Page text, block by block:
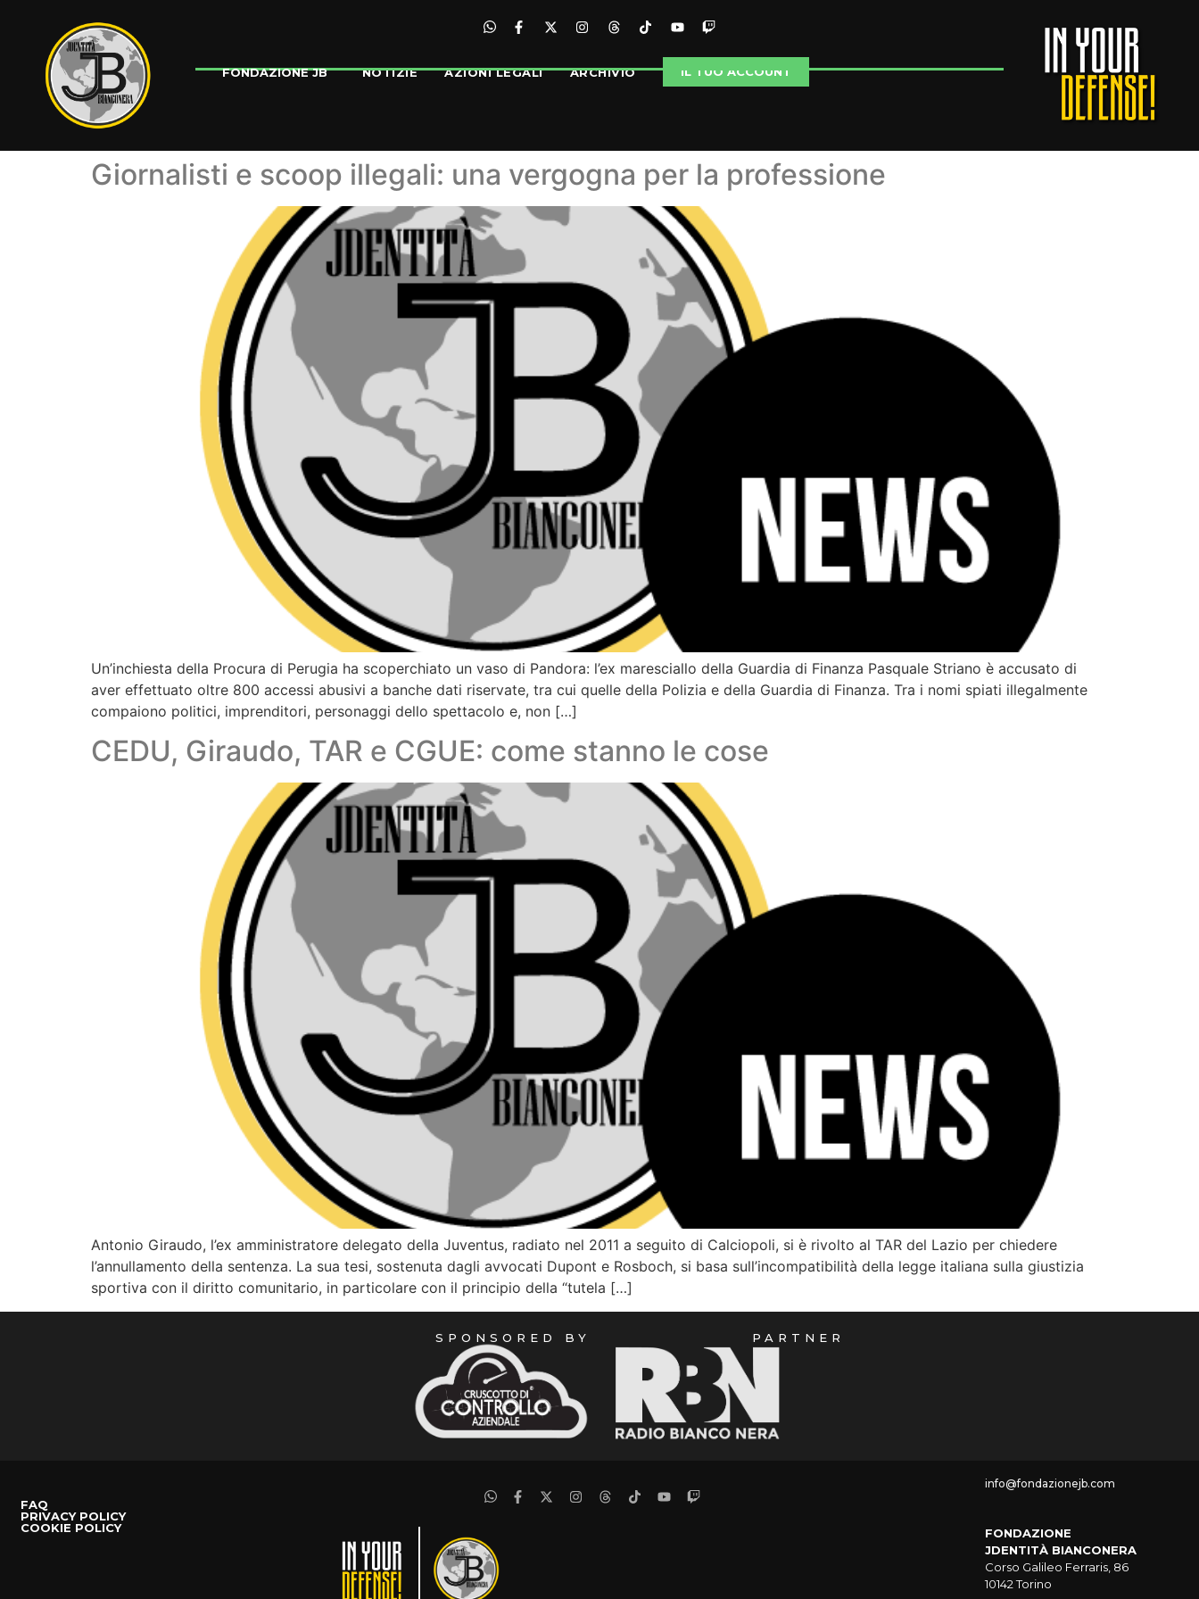
FONDAZIONE JB NOTIZIE AZIONI LEGALI ARCHIVIO IL TUO ACCOUNT
Giornalisti e scoop illegali: una vergogna per la professione
Un’inchiesta della Procura di Perugia ha scoperchiato un vaso di Pandora: l’ex maresciallo della Guardia di Finanza Pasquale Striano è accusato di
aver effettuato oltre 800 accessi abusivi a banche dati riservate, tra cui quelle della Polizia e della Guardia di Finanza. Tra i nomi spiati illegalmente
compaiono politici, imprenditori, personaggi dello spettacolo e, non […]
CEDU, Giraudo, TAR e CGUE: come stanno le cose
Antonio Giraudo, l’ex amministratore delegato della Juventus, radiato nel 2011 a seguito di Calciopoli, si è rivolto al TAR del Lazio per chiedere
l’annullamento della sentenza. La sua tesi, sostenuta dagli avvocati Dupont e Rosboch, si basa sull’incompatibilità della legge italiana sulla giustizia
sportiva con il diritto comunitario, in particolare con il principio della “tutela […]
SPONSORED BY PARTNER
FAQ
PRIVACY POLICY
COOKIE POLICY
info@fondazionejb.com
FONDAZIONE
JDENTITÀ BIANCONERA
Corso Galileo Ferraris, 86
10142 Torino